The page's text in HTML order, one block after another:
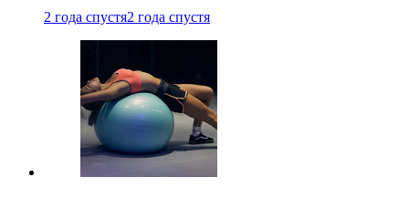
2 года спустя2 года спустя